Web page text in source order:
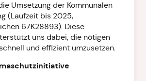
Umsetzung der Kommunalen
(Laufzeit bis 2025,
67K28893). Diese
uns dabei, die nötigen
und effizient umzusetzen.